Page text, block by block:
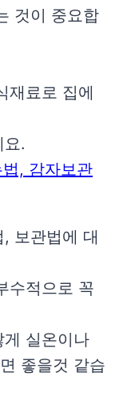
것이 중요합
재료로 집에
요.
, 감자보관
보관법에 대
수적으로 꼭
실온이나
좋을것 같습